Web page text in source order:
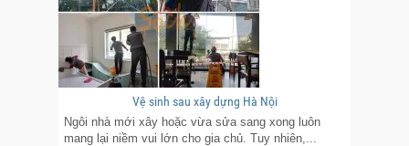
Vệ sinh sau xây dựng Hà Nội
Ngôi nhà mới xây hoặc vừa sửa sang xong luôn
mang lại niềm vui lớn cho gia chủ. Tuy nhiên,...